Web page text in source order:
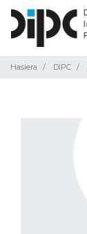
Hasiera DIPC